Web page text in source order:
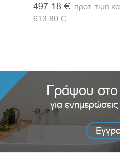
497.18 €
613.80 €
Γράψου
για